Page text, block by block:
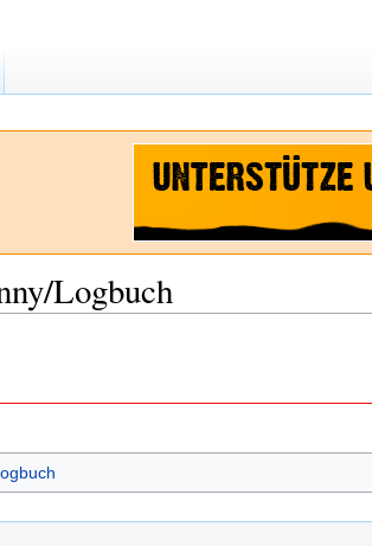
Logbuch